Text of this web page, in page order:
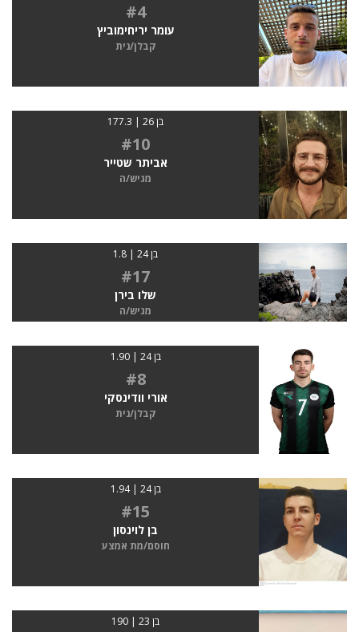
#4
עומר יריחימוביץ
קבלן/נית
בן 26 | 177.3
#10
אביתר שטייר
מגיש/ה
בן 24 | 1.8
#17
שלו בירן
מגיש/ה
בן 24 | 1.90
#8
אורי וודינסקי
קבלן/נית
בן 24 | 1.94
#15
בן לוינסון
חוסם/מת אמצע
בן 23 | 190